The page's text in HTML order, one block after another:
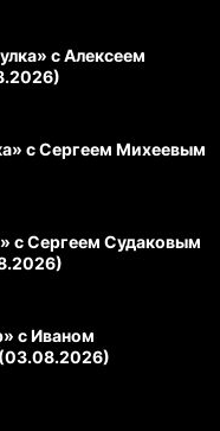
с Алексеем
с Сергеем Михеевым
с Сергеем Судаковым
с Иваном